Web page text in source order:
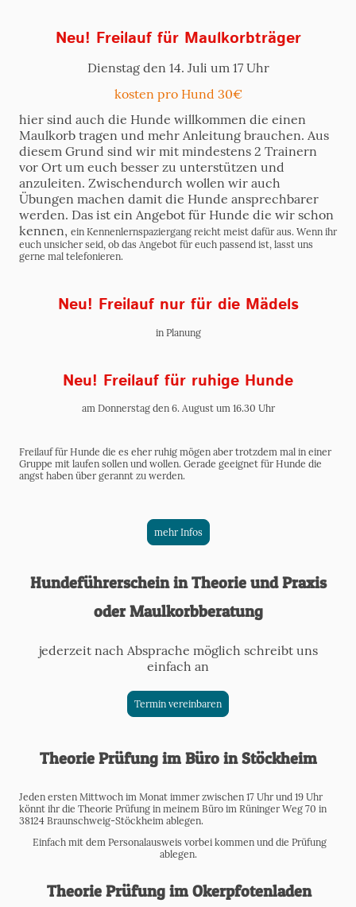
Neu! Freilauf für Maulkorbträger
Dienstag den 14. Juli um 17 Uhr
kosten pro Hund 30€
hier sind auch die Hunde willkommen die einen
Maulkorb tragen und mehr Anleitung brauchen. Aus
diesem Grund sind wir mit mindestens 2 Trainern
vor Ort um euch besser zu unterstützen und
anzuleiten. Zwischendurch wollen wir auch
Übungen machen damit die Hunde ansprechbarer
werden. Das ist ein Angebot für Hunde die wir schon
kennen, ein Kennenlernspaziergang reicht meist dafür aus. Wenn ihr
euch unsicher seid, ob das Angebot für euch passend ist, lasst uns
gerne mal telefonieren.
Neu! Freilauf nur für die Mädels
in Planung
Neu! Freilauf für ruhige Hunde
am Donnerstag den 6. August um 16.30 Uhr
Freilauf für Hunde die es eher ruhig mögen aber trotzdem mal in einer
Gruppe mit laufen sollen und wollen. Gerade geeignet für Hunde die
angst haben über gerannt zu werden.
mehr Infos
Hundeführerschein in Theorie und Praxis
oder Maulkorbberatung
jederzeit nach Absprache möglich schreibt uns
einfach an
Termin vereinbaren
Theorie Prüfung im Büro in Stöckheim
Jeden ersten Mittwoch im Monat immer zwischen 17 Uhr und 19 Uhr
könnt ihr die Theorie Prüfung in meinem Büro im Rüninger Weg 70 in
38124 Braunschweig-Stöckheim ablegen.
Einfach mit dem Personalausweis vorbei kommen und die Prüfung
ablegen.
Theorie Prüfung im Okerpfotenladen